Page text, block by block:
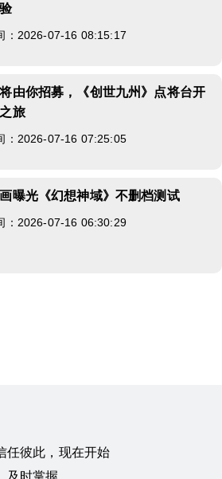
：2026-07-16 08:15:17
由你招募，《创世九州》点将台开
旅
：2026-07-16 07:25:05
曝光《幻想神域》不删档测试
：2026-07-16 06:30:29
任彼此，现在开始
及时掌握